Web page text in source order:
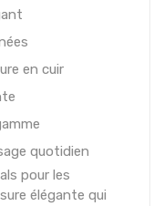
en cuir
quotidien
pour les
élégante qui